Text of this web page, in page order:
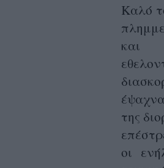
Καλό
και
της
οι